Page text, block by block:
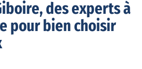
des experts à
pour bien choisir